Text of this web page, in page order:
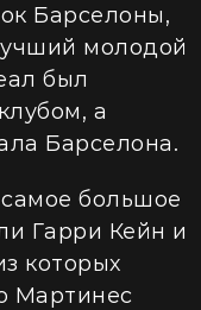
Барселоны,
молодой
был
а
Барселона.
большое
Гарри Кейн и
которых
Мартинес